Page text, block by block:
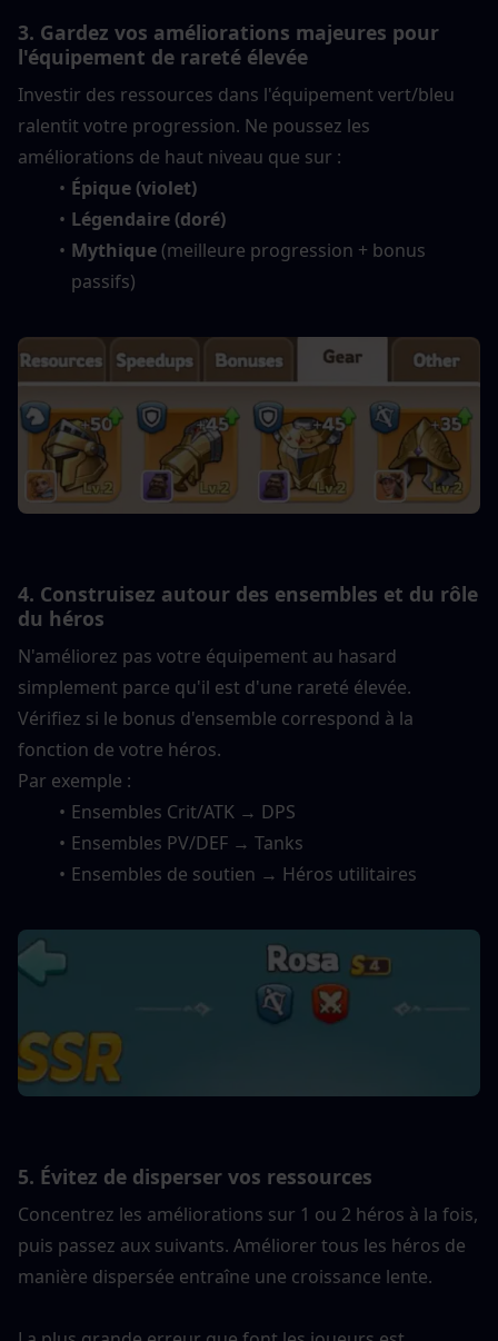
3. Gardez vos améliorations majeures pour
l'équipement de rareté élevée
Investir des ressources dans l'équipement vert/bleu
ralentit votre progression. Ne poussez les
améliorations de haut niveau que sur :
Épique (violet)
Légendaire (doré)
Mythique (meilleure progression + bonus
passifs)
4. Construisez autour des ensembles et du rôle
du héros
N'améliorez pas votre équipement au hasard
simplement parce qu'il est d'une rareté élevée.
Vérifiez si le bonus d'ensemble correspond à la
fonction de votre héros.
Par exemple :
Ensembles Crit/ATK → DPS
Ensembles PV/DEF → Tanks
Ensembles de soutien → Héros utilitaires
5. Évitez de disperser vos ressources
Concentrez les améliorations sur 1 ou 2 héros à la fois,
puis passez aux suivants. Améliorer tous les héros de
manière dispersée entraîne une croissance lente.